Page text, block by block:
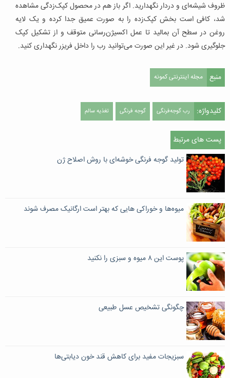
ظروف شیشه‌ای و دردار نگهدارید. اگر باز هم در محصول کپک‌زدگی مشاهده
شد، کافی است بخش کپک‌زده را به صورت عمیق جدا کرده و یک لایه
روغن در سطح آن بمالید تا عمل اکسیژن‌رسانی متوقف و از تشکیل کپک
جلوگیری شود. در غیر این صورت می‌توانید رب را داخل فریزر نگهداری کنید.
منبع مجله اینترنتی کمونه
کلیدواژه: رب گوجه‌فرنگی گوجه فرنگی تغذیه سالم
پست های مرتبط
تولید گوجه فرنگی خوشه‌ای با روش اصلاح ژن
میوه‌ها و خوراکی هایی که بهتر است ارگانیک مصرف شوند
پوست این ۸ میوه و سبزی را نکنید
چگونگی تشخیص عسل طبیعی
سبزیجات مفید برای کاهش قند خون دیابتی‌ها